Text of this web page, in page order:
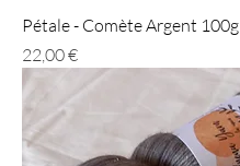
Pétale - Comète Argent 100g
Prix
22,00 €